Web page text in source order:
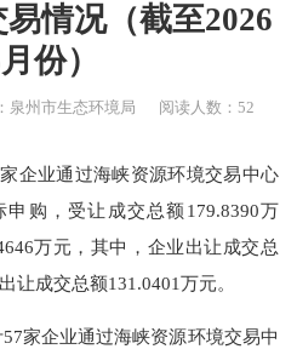
情况（截至2026
份）
泉州市生态环境局 阅读人数：52
家企业通过海峡资源环境交易中心
申购，受让成交总额 179.8390万
万元，其中，企业出让成交总
让成交总额131.0401万元。
57家企业通过海峡资源环境交易中